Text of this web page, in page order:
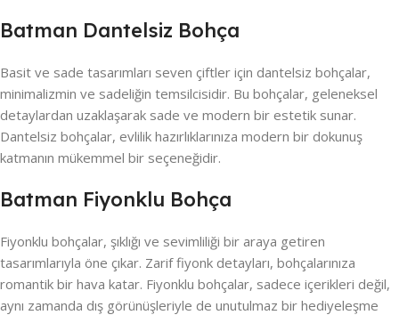
Batman Dantelsiz Bohça
Basit ve sade tasarımları seven çiftler için dantelsiz bohçalar,
minimalizmin ve sadeliğin temsilcisidir. Bu bohçalar, geleneksel
detaylardan uzaklaşarak sade ve modern bir estetik sunar.
Dantelsiz bohçalar, evlilik hazırlıklarınıza modern bir dokunuş
katmanın mükemmel bir seçeneğidir.
Batman Fiyonklu Bohça
Fiyonklu bohçalar, şıklığı ve sevimliliği bir araya getiren
tasarımlarıyla öne çıkar. Zarif fiyonk detayları, bohçalarınıza
romantik bir hava katar. Fiyonklu bohçalar, sadece içerikleri değil,
aynı zamanda dış görünüşleriyle de unutulmaz bir hediyeleşme